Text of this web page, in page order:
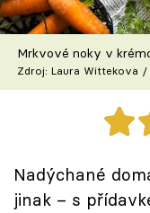
Speciál:
Těhotnej
Sledujte
Přihlášení
Mrkvové noky v
Zdroj: Laura Wittekova
Nadýchané
jinak – s